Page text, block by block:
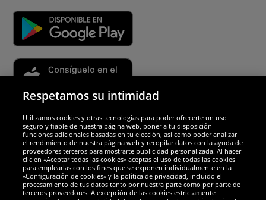
Socios y seguridad
Galardones
Respetamos su intimidad
Utilizamos cookies y otras tecnologías para poder ofrecerte un uso
seguro y fiable de nuestra página web, poner a tu disposición
funciones adicionales basadas en tu elección, así como poder analizar
el rendimiento de nuestra página web y recopilar datos con la ayuda de
proveedores terceros para mostrarte publicidad personalizada. Al hacer
clic en «Aceptar todas las cookies» aceptas el uso de todas las cookies
para emplearlas con los fines que se exponen individualmente en la
«Configuración de cookies» y la política de privacidad, incluido el
procesamiento de tus datos tanto por nuestra parte como por parte de
terceros proveedores. A excepción de las cookies estrictamente